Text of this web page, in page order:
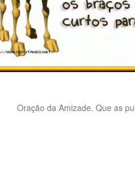
Oração da Amizade. Que as